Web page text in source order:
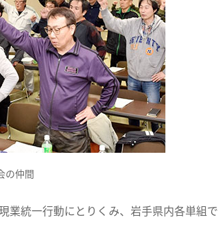
の仲間
業統一行動にとりくみ、岩手県内各単組